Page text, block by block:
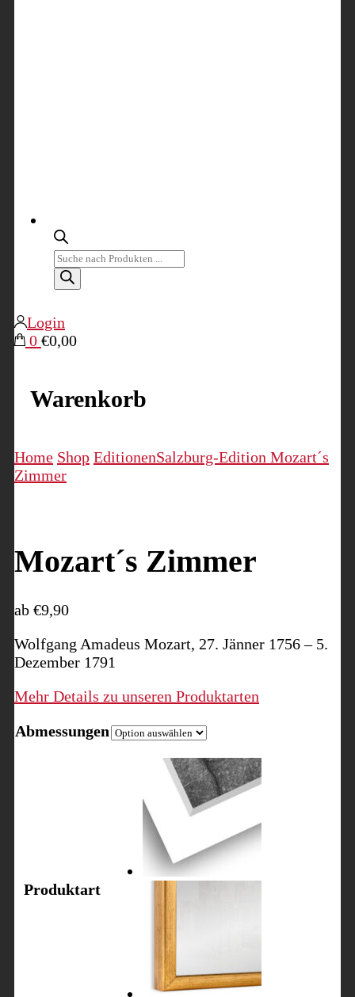
Products
search
Login
0 €0,00
Warenkorb
Home Shop EditionenSalzburg-Edition Mozart´s
Zimmer
Mozart´s Zimmer
ab €9,90
Wolfgang Amadeus Mozart, 27. Jänner 1756 – 5.
Dezember 1791
Mehr Details zu unseren Produktarten
Abmessungen
Produktart